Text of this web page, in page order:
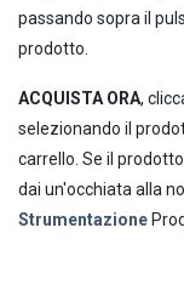
passando sopra il
prodotto.
ACQUISTA ORA,
selezionando il
carrello. Se il
dai un'occhiata alla
Strumentazione